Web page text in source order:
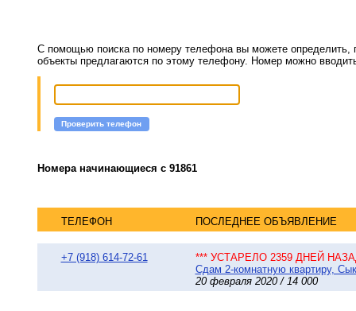
С помощью поиска по номеру телефона вы можете определить,
объекты предлагаются по этому телефону. Номер можно
Проверить телефон
Номера начинающиеся с 91861
ТЕЛЕФОН ПОСЛЕДНЕЕ ОБЪЯВЛЕНИЕ
+7 (918) 614-72-61
*** УСТАРЕЛО 2359 ДНЕЙ
Сдам 2-комнатную квартиру,
20 февраля 2020 / 14 000